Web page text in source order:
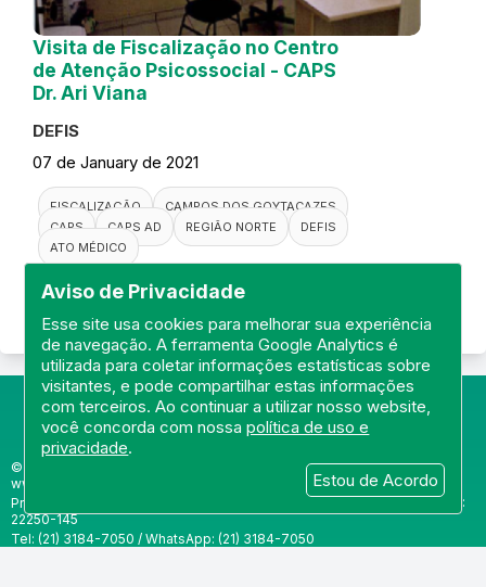
Aviso de Privacidade
Esse site usa cookies para melhorar sua experiência
de navegação. A ferramenta Google Analytics é
utilizada para coletar informações estatísticas sobre
visitantes, e pode compartilhar estas informações
com terceiros. Ao continuar a utilizar nosso website,
você concorda com nossapolítica de uso e
privacidade.
Estou de Acordo
Visita de Fiscalização no Centro
de Atenção Psicossocial - CAPS
Dr. Ari Viana
DEFIS
07 de January de 2021
FISCALIZAÇÃO
CAMPOS DOS GOYTACAZES
CAPS
CAPS AD REGIÃO NORTE
DEFIS
ATO MÉDICO
© Portal do Conselho Regional de Medicina do Rio de Janeiro -
www.cremerj.org.br
Praia de Botafogo (228), loja 119b - Botafogo - Rio de Janeiro/RJ - CEP:
22250-145
Tel: (21) 3184-7050 / WhatsApp: (21) 3184-7050